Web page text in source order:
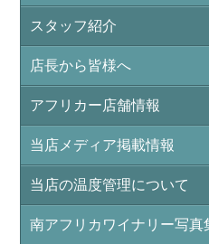
スタッフ紹介
店長から皆様へ
アフリカー店舗情報
当店メディア掲載情報
当店の温度管理について
南アフリカワイナリー写真